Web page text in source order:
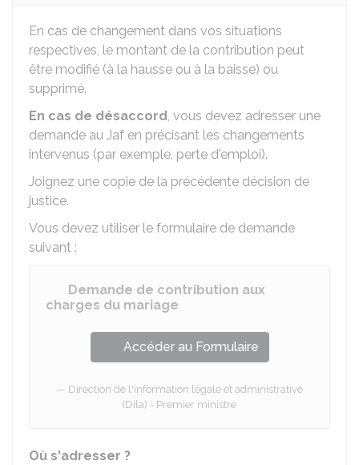
En cas de changement dans vos situations
respectives, le montant de la contribution peut
être modifié (à la hausse ou à la baisse) ou
supprimé.
En cas de désaccord, vous devez adresser une
demande au Jaf en précisant les changements
intervenus (par exemple, perte d'emploi).
Joignez une copie de la précédente décision de
justice.
Vous devez utiliser le formulaire de demande
suivant :
Demande de contribution aux
charges du mariage
Accéder au Formulaire
Direction de l'information légale et administrative
(Dila) - Premier ministre
Où s'adresser ?